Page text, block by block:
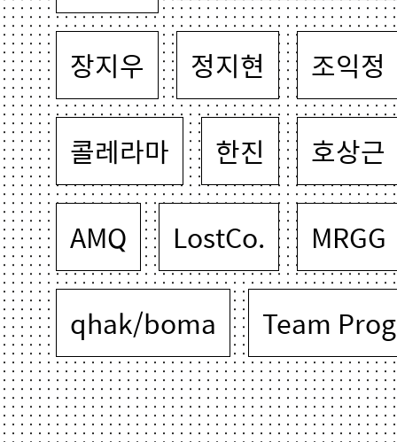
장지우 정지현 조익정
콜레라마 한진 호상근
AMQ LostCo. MRGG
qhak/boma Team